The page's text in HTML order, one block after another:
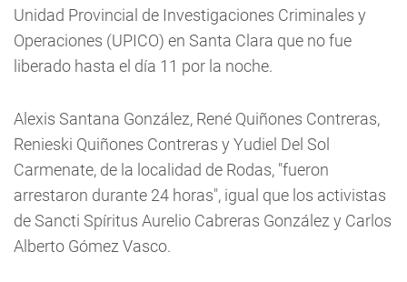
Unidad Provincial de Investigaciones Criminales y
Operaciones (UPICO) en Santa Clara que no fue
liberado hasta el día 11 por la noche.
Alexis Santana González, René Quiñones Contreras,
Renieski Quiñones Contreras y Yudiel Del Sol
Carmenate, de la localidad de Rodas, "fueron
arrestaron durante 24 horas", igual que los activistas
de Sancti Spíritus Aurelio Cabreras González y Carlos
Alberto Gómez Vasco.